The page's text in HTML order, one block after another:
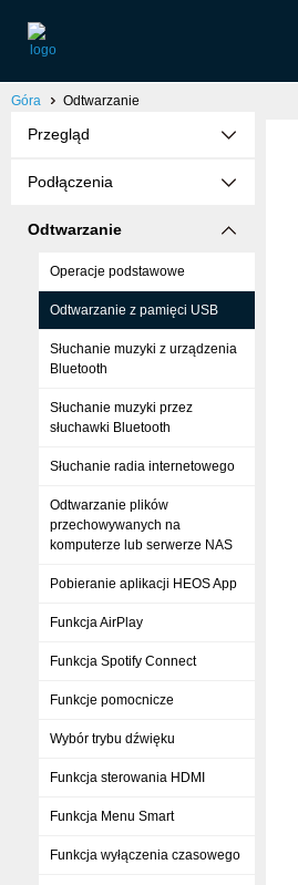
Góra Odtwarzanie
Przegląd
Podłączenia
Odtwarzanie
Operacje podstawowe
Odtwarzanie z pamięci USB
Słuchanie muzyki z urządzenia
Bluetooth
Słuchanie muzyki przez
słuchawki Bluetooth
Słuchanie radia internetowego
Odtwarzanie plików
przechowywanych na
komputerze lub serwerze NAS
Pobieranie aplikacji HEOS App
Funkcja AirPlay
Funkcja Spotify Connect
Funkcje pomocnicze
Wybór trybu dźwięku
Funkcja sterowania HDMI
Funkcja Menu Smart
Funkcja wyłączenia czasowego